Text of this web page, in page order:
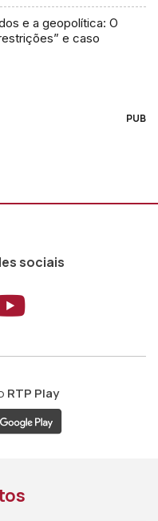
e a geopolítica: O
e caso
PUB
sociais
ao ao
Aceder
RTP Play